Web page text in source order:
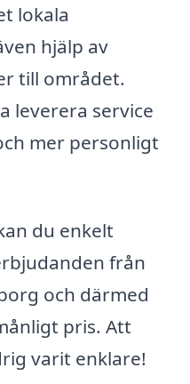
lokala
hjälp av
till området.
leverera service
mer personligt
du enkelt
från
och därmed
pris. Att
varit enklare!